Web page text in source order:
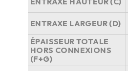
ENTRAXE LARGEUR (D)
ÉPAISSEUR TOTALE
HORS CONNEXIONS
(F+G)